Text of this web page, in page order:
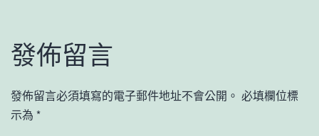
發佈留言
發佈留言必須填寫的電子郵件地址不會公開。 必填欄位標
示為 *